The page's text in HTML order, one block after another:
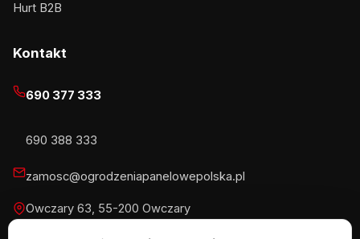
Hurt B2B
Kontakt
690 377 333
690 388 333
zamosc@ogrodzeniapanelowepolska.pl
Owczary 63, 55-200 Owczary